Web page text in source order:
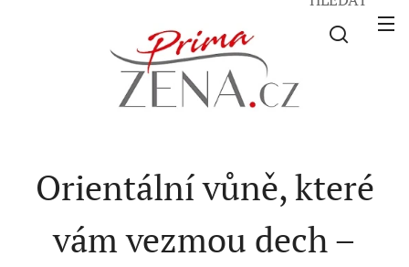
Orientální vůně, které
vám vezmou dech –